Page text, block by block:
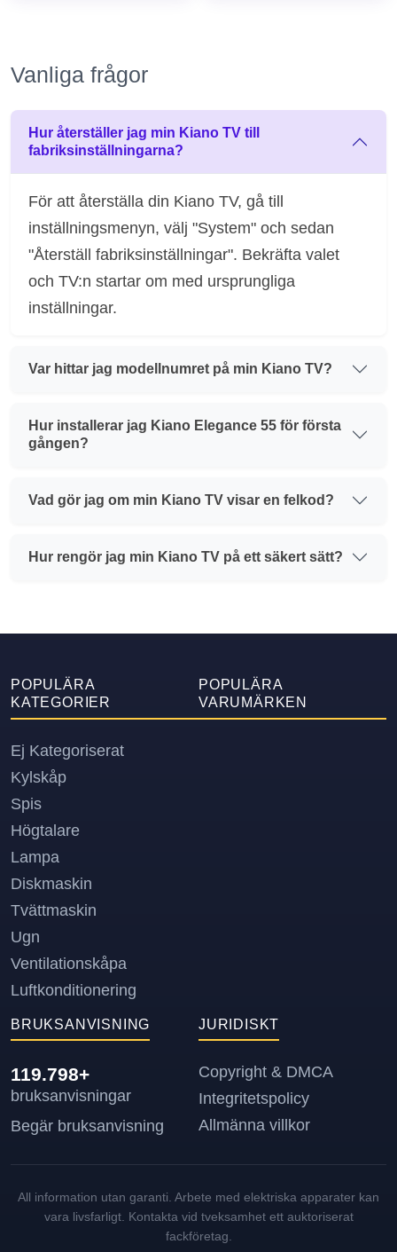
Vanliga frågor
Hur återställer jag min Kiano TV till
fabriksinställningarna?
För att återställa din Kiano TV, gå till
inställningsmenyn, välj "System" och sedan
"Återställ fabriksinställningar". Bekräfta valet
och TV:n startar om med ursprungliga
inställningar.
Var hittar jag modellnumret på min Kiano TV?
Hur installerar jag Kiano Elegance 55 för första
gången?
Vad gör jag om min Kiano TV visar en felkod?
Hur rengör jag min Kiano TV på ett säkert sätt?
POPULÄRA
KATEGORIER
Ej Kategoriserat
Kylskåp
Spis
Högtalare
Lampa
Diskmaskin
Tvättmaskin
Ugn
Ventilationskåpa
Luftkonditionering
POPULÄRA
VARUMÄRKEN
BRUKSANVISNING
119.798+
bruksanvisningar
Begär bruksanvisning
JURIDISKT
Copyright & DMCA
Integritetspolicy
Allmänna villkor
All information utan garanti. Arbete med elektriska apparater kan
vara livsfarligt. Kontakta vid tveksamhet ett auktoriserat
fackföretag.